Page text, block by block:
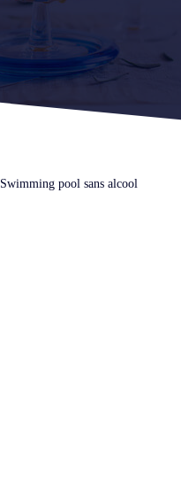
Swimming pool sans alcool